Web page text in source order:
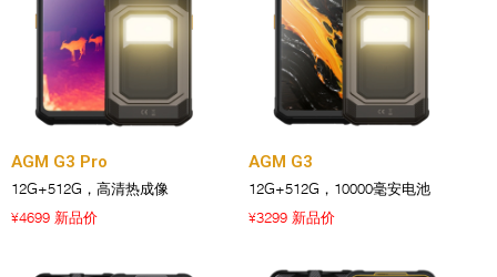
AGM G3 Pro
12G+512G，高清热成像
¥4699 新品价
AGM G3
12G+512G，10000毫安电池
¥3299 新品价